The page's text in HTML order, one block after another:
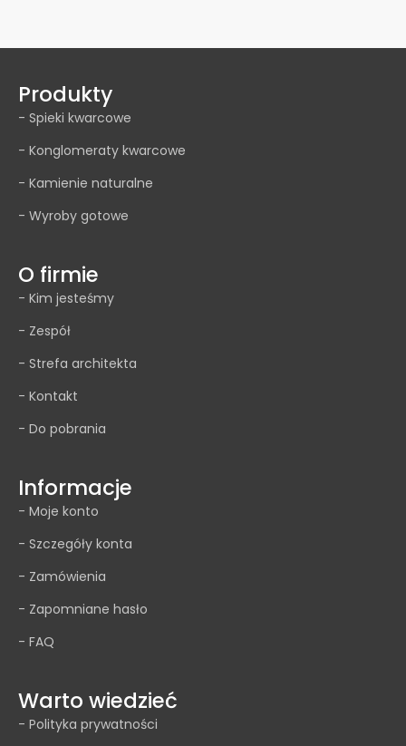
Produkty
- Spieki kwarcowe
- Konglomeraty kwarcowe
- Kamienie naturalne
- Wyroby gotowe
O firmie
- Kim jesteśmy
- Zespół
- Strefa architekta
- Kontakt
- Do pobrania
Informacje
- Moje konto
- Szczegóły konta
- Zamówienia
- Zapomniane hasło
- FAQ
Warto wiedzieć
- Polityka prywatności